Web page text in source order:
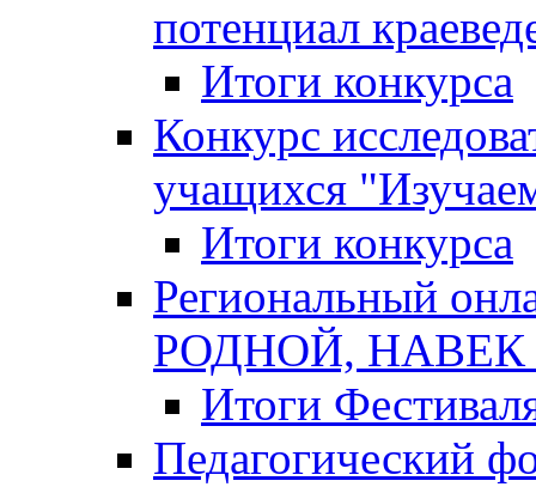
потенциал
Итоги конкурса
Конкурс
учащихся
Итоги конкурса
Региональный
РОДНОЙ,
Итоги
Педагогический